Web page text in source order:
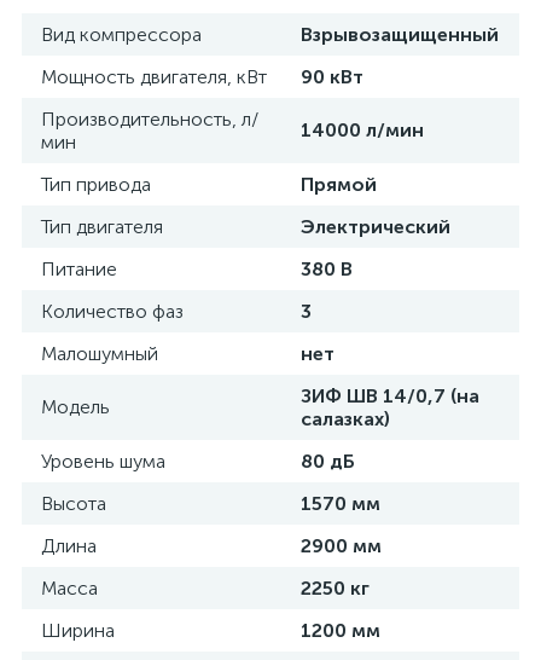
Вид компрессора
Взрывозащищенный
Мощность двигателя, кВт
90 кВт
Производительность, л/
мин
14000 л/мин
Тип привода
Прямой
Тип двигателя
Электрический
Питание
380 В
Количество фаз
3
Малошумный
нет
Модель
ЗИФ ШВ 14/0,7 (на
салазках)
Уровень шума
80 дБ
Высота
1570 мм
Длина
2900 мм
Масса
2250 кг
Ширина
1200 мм